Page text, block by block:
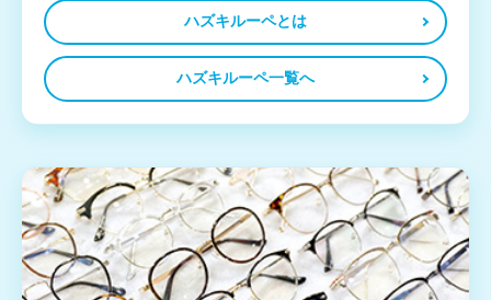
ハズキルーペとは
ハズキルーペ一覧へ